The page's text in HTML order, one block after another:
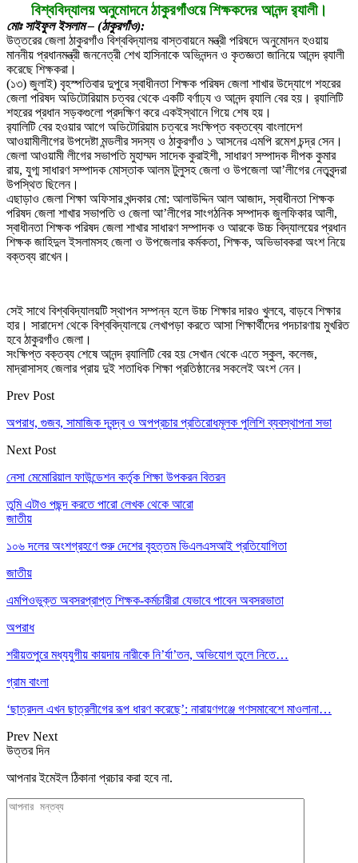
বিশ্ববিদ্যালয় অনুমোদনে ঠাকুরগাঁওয়ে শিক্ষকদের আনন্দ র‍্যালী।
মোঃ সাইফুল ইসলাম – (ঠাকুরগাঁও):
উত্তরের জেলা ঠাকুরগাঁও বিশ্ববিদ্যালয় বাস্তবায়নে মন্ত্রী পরিষদে অনুমোদন হওয়ায়
মাননীয় প্রধানমন্ত্রী জননেত্রী শেখ হাসিনাকে অভিনন্দন ও কৃতজ্ঞতা জানিয়ে আনন্দ র‍্যালী
করেছে শিক্ষকরা।
(১৩) জুলাই) বৃহস্পতিবার দুপুরে স্বাধীনতা শিক্ষক পরিষদ জেলা শাখার উদ্যোগে শহরের
জেলা পরিষদ অডিটোরিয়াম চত্বর থেকে একটি বর্ণাঢ্য ও আনন্দ র‌্যালি বের হয়। র‌্যালিটি
শহরের প্রধান সড়কগুলো প্রদক্ষিণ করে একইস্থানে গিয়ে শেষ হয়।
র‌্যালিটি বের হওয়ার আগে অডিটোরিয়াম চত্বরে সংক্ষিপ্ত বক্তব্যে বাংলাদেশ
আওয়ামীলীগের উপদেষ্টা মন্ডলীর সদস্য ও ঠাকুরগাঁও ১ আসনের এমপি রমেশ চন্দ্র সেন।
জেলা আওয়ামী লীগের সভাপতি মুহাম্মদ সাদেক কুরাইশী, সাধারণ সম্পাদক দীপক কুমার
রায়, যুগ্ম সাধারণ সম্পাদক মোস্তাক আলম টুলুসহ জেলা ও উপজেলা আ’লীগের নেতৃবৃন্দরা
উপস্থিত ছিলেন।
এছাড়াও জেলা শিক্ষা অফিসার খন্দকার মো: আলাউদ্দিন আল আজাদ, স্বাধীনতা শিক্ষক
পরিষদ জেলা শাখার সভাপতি ও জেলা আ’লীগের সাংগঠনিক সম্পাদক জুলফিকার আলী,
স্বাধীনতা শিক্ষক পরিষদ জেলা শাখার সাধারণ সম্পাদক ও আরকে উচ্চ বিদ্যালয়ের প্রধান
শিক্ষক জাহিদুল ইসলামসহ জেলা ও উপজেলার কর্মকতা, শিক্ষক, অভিভাবকরা অংশ নিয়ে
বক্তব্য রাখেন।
সেই সাথে বিশ্ববিদ্যালয়টি স্থাপন সম্পন্ন হলে উচ্চ শিক্ষার দার‌ও খুলবে, বাড়বে শিক্ষার
হার। সারাদেশ থেকে বিশ্ববিদ্যালয়ে লেখাপড়া করতে আসা শিক্ষার্থীদের পদচারণায় মুখরিত
হবে ঠাকুরগাঁও জেলা।
সংক্ষিপ্ত বক্তব্য শেষে আনন্দ র‌্যালিটি বের হয় সেখান থেকে এতে স্কুল, কলেজ,
মাদ্রাসাসহ জেলার প্রায় দুই শতাধিক শিক্ষা প্রতিষ্ঠানের সকলেই অংশ নেন।
Prev Post
অপরাধ, গুজব, সামাজিক দ্বন্দ্ব ও অপপ্রচার প্রতিরোধমূলক পুলিশি ব্যবস্থাপনা সভা
Next Post
নেসা মেমোরিয়াল ফাউন্ডেশন কর্তৃক শিক্ষা উপকরন বিতরন
তুমি এটাও পছন্দ করতে পারো লেখক থেকে আরো
জাতীয়
১০৬ দলের অংশগ্রহণে শুরু দেশের বৃহত্তম ভিএলএসআই প্রতিযোগিতা
জাতীয়
এমপিওভুক্ত অবসরপ্রাপ্ত শিক্ষক-কর্মচারীরা যেভাবে পাবেন অবসরভাতা
অপরাধ
শরীয়তপুরে মধ্যযুগীয় কায়দায় নারীকে নি’র্যা’তন, অভিযোগ তুলে নিতে…
গ্রাম বাংলা
‘ছাত্রদল এখন ছাত্রলীগের রূপ ধারণ করেছে’: নারায়ণগঞ্জে গণসমাবেশে মাওলানা…
Prev Next
উত্তর দিন
আপনার ইমেইল ঠিকানা প্রচার করা হবে না.